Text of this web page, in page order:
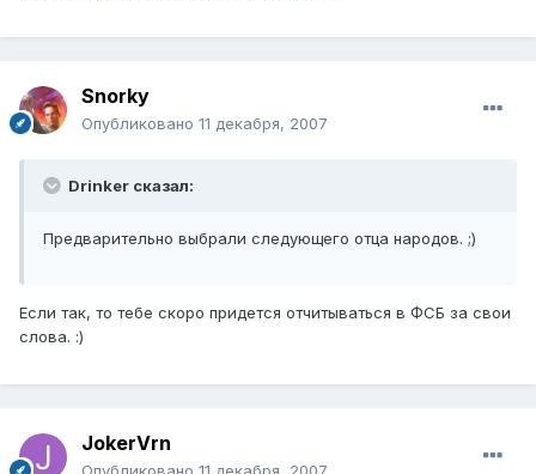
Snorky
Опубликовано 11 декабря, 2007
Drinker сказал:
Предварительно выбрали следующего отца народов. ;)
Если так, то тебе скоро придется отчитываться в ФСБ за свои
слова. :)
JokerVrn
Опубликовано 11 декабря, 2007